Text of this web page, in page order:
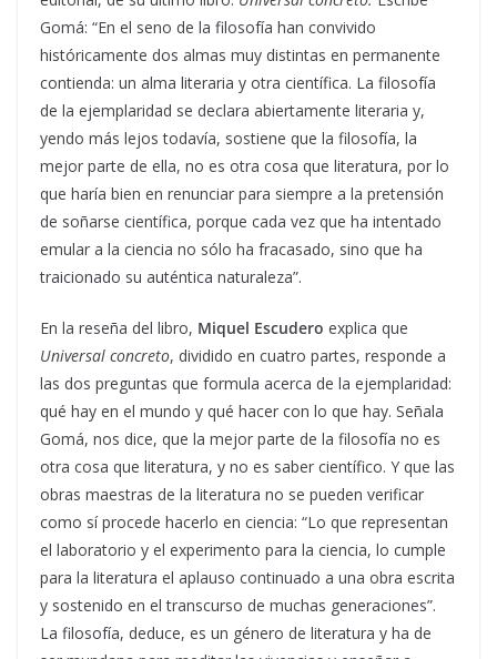
Gomá: “En el seno de la filosofía han convivido
históricamente dos almas muy distintas en permanente
contienda: un alma literaria y otra científica. La filosofía
de la ejemplaridad se declara abiertamente literaria y,
yendo más lejos todavía, sostiene que la filosofía, la
mejor parte de ella, no es otra cosa que literatura, por lo
que haría bien en renunciar para siempre a la pretensión
de soñarse científica, porque cada vez que ha intentado
emular a la ciencia no sólo ha fracasado, sino que ha
traicionado su auténtica naturaleza”.
En la reseña del libro, Miquel Escudero explica que
Universal concreto, dividido en cuatro partes, responde a
las dos preguntas que formula acerca de la ejemplaridad:
qué hay en el mundo y qué hacer con lo que hay. Señala
Gomá, nos dice, que la mejor parte de la filosofía no es
otra cosa que literatura, y no es saber científico. Y que las
obras maestras de la literatura no se pueden verificar
como sí procede hacerlo en ciencia: “Lo que representan
el laboratorio y el experimento para la ciencia, lo cumple
para la literatura el aplauso continuado a una obra escrita
y sostenido en el transcurso de muchas generaciones”.
La filosofía, deduce, es un género de literatura y ha de